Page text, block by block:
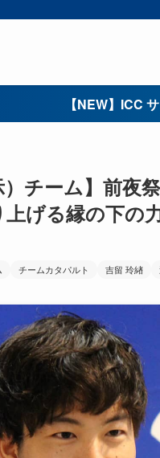
【NEW】ICC
）チーム】前夜
げる縁の下の
チームカタパルト 吉留 玲緖